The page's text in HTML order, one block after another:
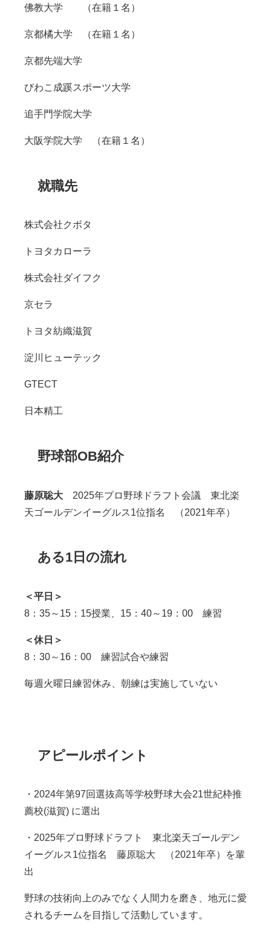
佛教大学 （在籍１名）
京都橘大学 （在籍１名）
京都先端大学
びわこ成蹊スポーツ大学
追手門学院大学
大阪学院大学 （在籍１名）
就職先
株式会社クボタ
トヨタカローラ
株式会社ダイフク
京セラ
トヨタ紡織滋賀
淀川ヒューテック
GTECT
日本精工
野球部OB紹介
藤原聡大 2025年プロ野球ドラフト会議 東北楽
天ゴールデンイーグルス 1 位指名 （2021 年卒）
ある1日の流れ
＜平日＞
8：35～15：15授業、15：40～19：00 練習
＜休日＞
8：30～ 16 ： 00 練習試合や練習
毎週火曜日練習休み、朝練は実施していない
アピールポイント
・ 2024年第97回選抜高等学校野球大会21世紀枠推
薦校(滋賀) に選出
・ 2025年プロ野球ドラフト 東北楽天ゴールデン
イーグルス1位指名 藤原聡大 （2021年卒）を輩
出
野球の技術向上のみでなく人間力を磨き、地元に愛
されるチームを目指して活動しています。